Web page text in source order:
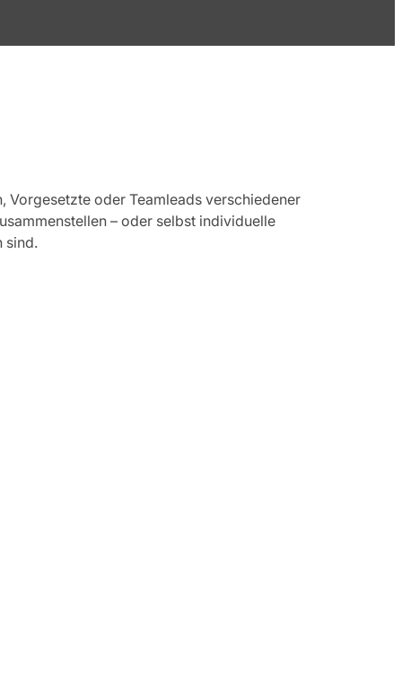
Vorgesetzte oder Teamleads verschiedener
– oder selbst individuelle
sind.